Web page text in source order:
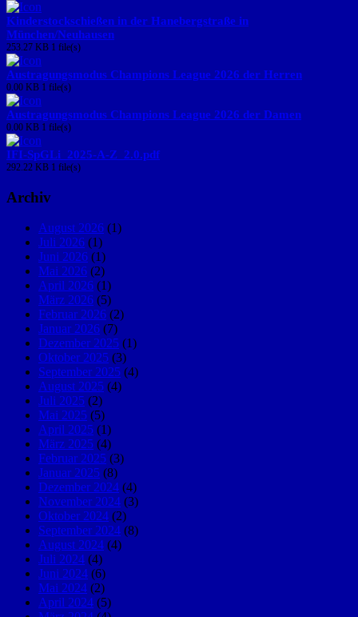
Kinderstockschießen in der Hanebergstraße in
München/Neuhausen
253.27 KB 1 file(s)
Austragungsmodus Champions League 2026 der Herren
0.00 KB 1 file(s)
Austragungsmodus Champions League 2026 der Damen
0.00 KB 1 file(s)
IFI-SpGLi_2025-A-Z_2.0.pdf
292.22 KB 1 file(s)
Archiv
August 2026 (1)
Juli 2026 (1)
Juni 2026 (1)
Mai 2026 (2)
April 2026 (1)
März 2026 (5)
Februar 2026 (2)
Januar 2026 (7)
Dezember 2025 (1)
Oktober 2025 (3)
September 2025 (4)
August 2025 (4)
Juli 2025 (2)
Mai 2025 (5)
April 2025 (1)
März 2025 (4)
Februar 2025 (3)
Januar 2025 (8)
Dezember 2024 (4)
November 2024 (3)
Oktober 2024 (2)
September 2024 (8)
August 2024 (4)
Juli 2024 (4)
Juni 2024 (6)
Mai 2024 (2)
April 2024 (5)